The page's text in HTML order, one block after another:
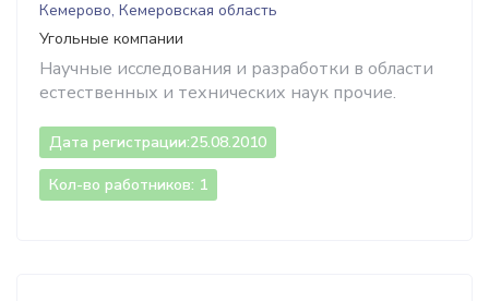
Кемерово, Кемеровская область
Угольные компании
Научные исследования и разработки в области
естественных и технических наук прочие.
Дата регистрации:25.08.2010
Кол-во работников: 1